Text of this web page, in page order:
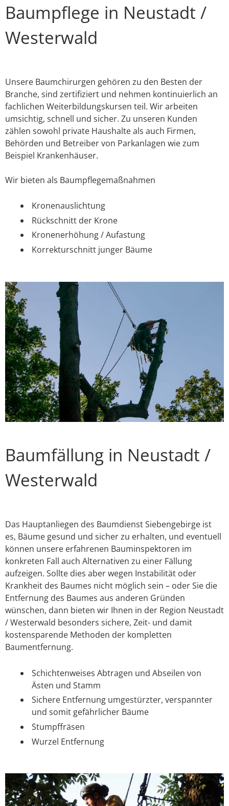
Baumpflege in Neustadt /
Westerwald
Unsere Baumchirurgen gehören zu den Besten der
Branche, sind zertifiziert und nehmen kontinuierlich an
fachlichen Weiterbildungskursen teil. Wir arbeiten
umsichtig, schnell und sicher. Zu unseren Kunden
zählen sowohl private Haushalte als auch Firmen,
Behörden und Betreiber von Parkanlagen wie zum
Beispiel Krankenhäuser.
Wir bieten als Baumpflegemaßnahmen
Kronenauslichtung
Rückschnitt der Krone
Kronenerhöhung / Aufastung
Korrekturschnitt junger Bäume
Baumfällung in Neustadt /
Westerwald
Das Hauptanliegen des Baumdienst Siebengebirge ist
es, Bäume gesund und sicher zu erhalten, und eventuell
können unsere erfahrenen Bauminspektoren im
konkreten Fall auch Alternativen zu einer Fällung
aufzeigen. Sollte dies aber wegen Instabilität oder
Krankheit des Baumes nicht möglich sein – oder Sie die
Entfernung des Baumes aus anderen Gründen
wünschen, dann bieten wir Ihnen in der Region Neustadt
/ Westerwald besonders sichere, Zeit- und damit
kostensparende Methoden der kompletten
Baumentfernung.
Schichtenweises Abtragen und Abseilen von
Ästen und Stamm
Sichere Entfernung umgestürzter, verspannter
und somit gefährlicher Bäume
Stumpffräsen
Wurzel Entfernung